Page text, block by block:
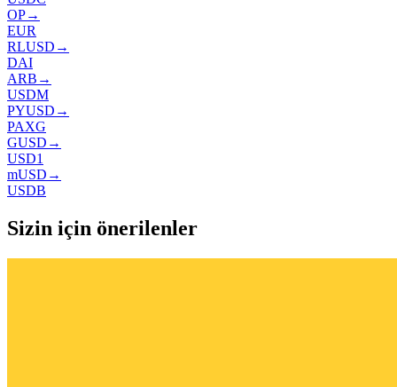
OP→
EUR
RLUSD →
DAI
ARB →
USDM
PYUSD →
PAXG
GUSD →
USD1
mUSD →
USDB
Sizin için önerilenler